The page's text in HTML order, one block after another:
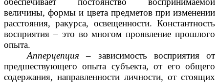
величины, формы и цвета предметов при изменении
расстояния, ракурса, освещенности. Константность
восприятия – это во многом проявление прошлого
опыта.
Апперцепция
– зависимость восприятия от
предшествующего опыта субъекта, от его общего
содержания, направленности личности, от стоящих